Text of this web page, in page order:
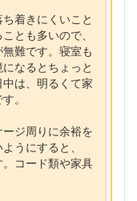
着きにくいこと
とも多いので、
難です。寝室も
なるとちょっと
は、明るくて家
。
ジ周りに余裕を
うにすると、
コード類や家具